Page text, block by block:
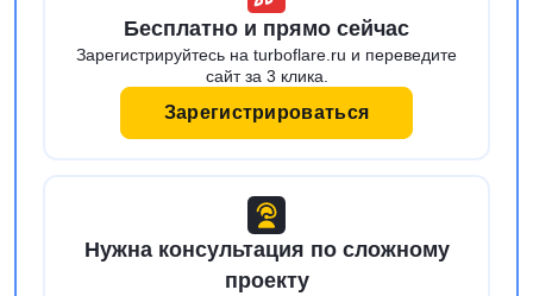
Бесплатно и прямо сейчас
Зарегистрируйтесь на turboflare.ru и переведите
сайт за 3 клика.
Зарегистрироваться
Нужна консультация по сложному
проекту